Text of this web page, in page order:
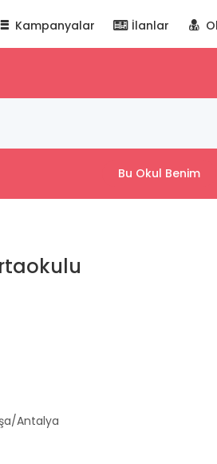
Kampanyalar İlanlar
Bu Okul Benim
Antalya